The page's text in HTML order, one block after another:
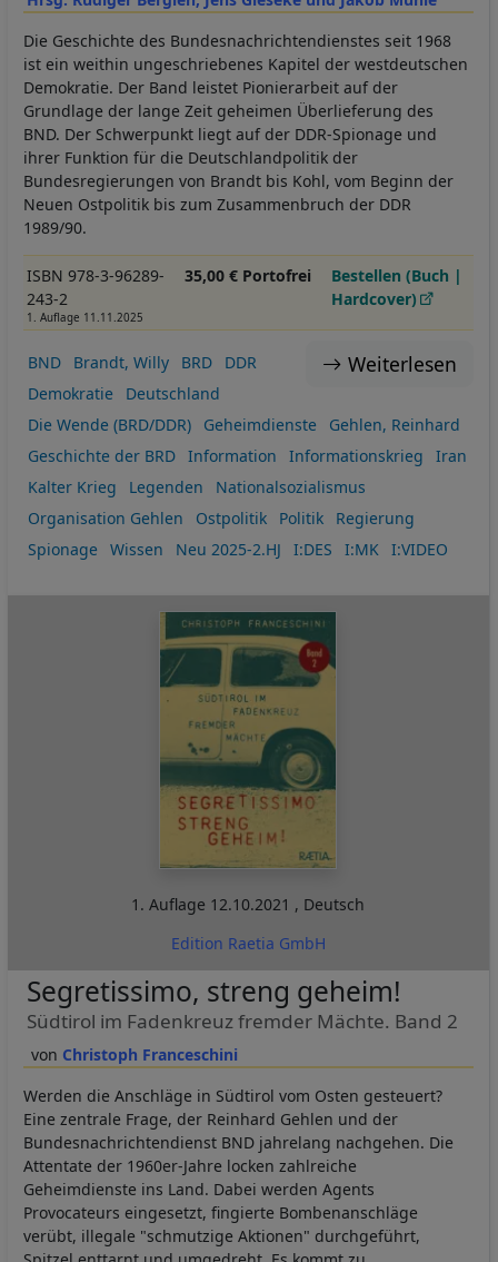
Die Geschichte des Bundesnachrichtendienstes seit 1968
ist ein weithin ungeschriebenes Kapitel der westdeutschen
Demokratie. Der Band leistet Pionierarbeit auf der
Grundlage der lange Zeit geheimen Überlieferung des
BND. Der Schwerpunkt liegt auf der DDR-Spionage und
ihrer Funktion für die Deutschlandpolitik der
Bundesregierungen von Brandt bis Kohl, vom Beginn der
Neuen Ostpolitik bis zum Zusammenbruch der DDR
1989/90.
ISBN 978-3-96289-
243-2
1. Auflage 11.11.2025
35,00 € Portofrei
Bestellen (Buch |
Hardcover)
Weiterlesen
BND Brandt, Willy BRD
DDR
Demokratie
Deutschland
Die Wende (BRD/DDR)
Geheimdienste
Gehlen, Reinhard
Geschichte der BRD
Information Informationskrieg
Iran
Kalter Krieg
Legenden
Nationalsozialismus
Organisation Gehlen
Ostpolitik Politik
Regierung
Spionage
Wissen Neu 2025-2.HJ I:DES I:MK I:VIDEO
1. Auflage 12.10.2021 , Deutsch
Edition Raetia GmbH
Christoph Franceschini
Segretissimo, streng geheim!
Südtirol im Fadenkreuz fremder Mächte. Band 2
Werden die Anschläge in Südtirol vom Osten gesteuert?
Eine zentrale Frage, der Reinhard Gehlen und der
Bundesnachrichtendienst BND jahrelang nachgehen. Die
Attentate der 1960er-Jahre locken zahlreiche
Geheimdienste ins Land. Dabei werden Agents
Provocateurs eingesetzt, fingierte Bombenanschläge
verübt, illegale "schmutzige Aktionen" durchgeführt,